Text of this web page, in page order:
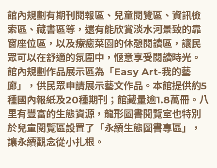
館內規劃有期刊閱報區、兒童閱覽區、資訊檢
索區、藏書區等，還有能欣賞淡水河景致的靠
窗座位區，以及療癒菜園的休憩閱讀區，讓民
眾可以在舒適的氛圍中，愜意享受閱讀時光。
館內規劃作品展示區為「Easy Art-我的藝
廊」，供民眾申請展示藝文作品。本館提供約5
種國內報紙及20種期刊；館藏量逾1.8萬冊。八
里有豐富的生態資源，龍形圖書閱覽室也特別
於兒童閱覽區設置了「永續生態圖書專區」，